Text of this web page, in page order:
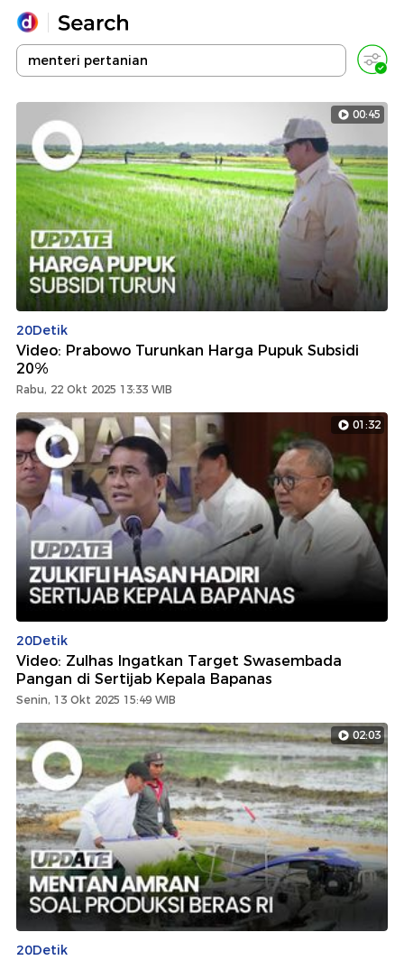
Yang sedang ramai dicari
Loading...
Promoted
Terakhir yang dicari
00:45
20Detik
Video: Prabowo Turunkan Harga Pupuk Subsidi
20%
Rabu, 22 Okt 2025 13:33 WIB
01:32
20Detik
Video: Zulhas Ingatkan Target Swasembada
Pangan di Sertijab Kepala Bapanas
Senin, 13 Okt 2025 15:49 WIB
02:03
20Detik